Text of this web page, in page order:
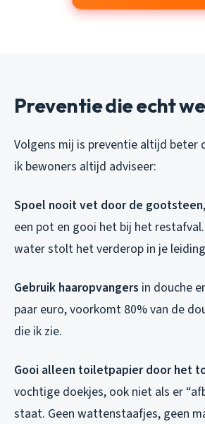
Preventie die echt
Volgens mij is preventie altijd beter
ik bewoners altijd adviseer:
Spoel nooit vet door de gootsteen
een pot en gooi het bij het
water stolt het verderop in je
Gebruik haaropvangers in douche
paar euro, voorkomt 80% van de
die ik zie.
Gooi alleen toiletpapier door het
vochtige doekjes, ook niet als er
staat. Geen wattenstaafjes, geen